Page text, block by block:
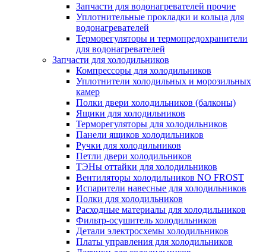
Запчасти для водонагревателей прочие
Уплотнительные прокладки и кольца для
водонагревателей
Терморегуляторы и термопредохранители
для водонагревателей
Запчасти для холодильников
Компрессоры для холодильников
Уплотнители холодильных и морозильных
камер
Полки двери холодильников (балконы)
Ящики для холодильников
Терморегуляторы для холодильников
Панели ящиков холодильников
Ручки для холодильников
Петли двери холодильников
ТЭНы оттайки для холодильников
Вентиляторы холодильников NO FROST
Испарители навесные для холодильников
Полки для холодильников
Расходные материалы для холодильников
Фильтр-осушитель холодильников
Детали электросхемы холодильников
Платы управления для холодильников